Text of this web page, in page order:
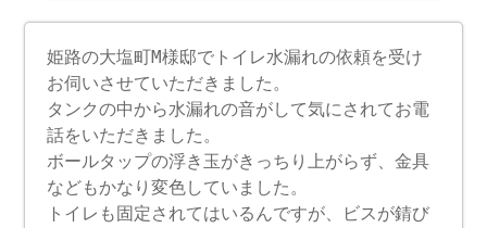
姫路の大塩町M様邸でトイレ水漏れの依頼を受け
お伺いさせていただきました。
タンクの中から水漏れの音がして気にされてお電
話をいただきました。
ボールタップの浮き玉がきっちり上がらず、金具
などもかなり変色していました。
トイレも固定されてはいるんですが、ビスが錆び